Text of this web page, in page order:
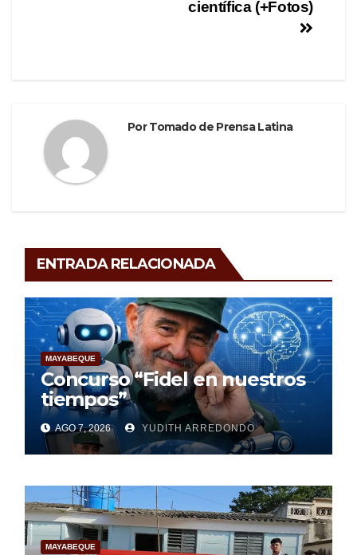
científica (+Fotos)
PorTomado de Prensa Latina
ENTRADA RELACIONADA
MAYABEQUE
Concurso “Fidel en nuestros
tiempos”
AGO 7, 2026 YUDITH ARREDONDO
MAYABEQUE